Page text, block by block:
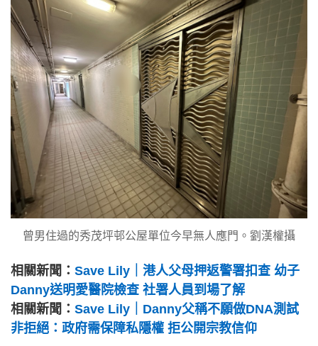
曾男住過的秀茂坪邨公屋單位今早無人應門。劉漢權攝
相關新聞： Save Lily｜港人父母押返警署扣查 幼子
Danny送明愛醫院檢查 社署人員到場了解
相關新聞： Save Lily｜Danny父稱不願做DNA測試
非拒絕：政府需保障私隱權 拒公開宗教信仰